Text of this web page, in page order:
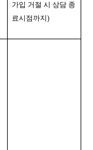
가입 거절 시 상담 종
료시점까지 )